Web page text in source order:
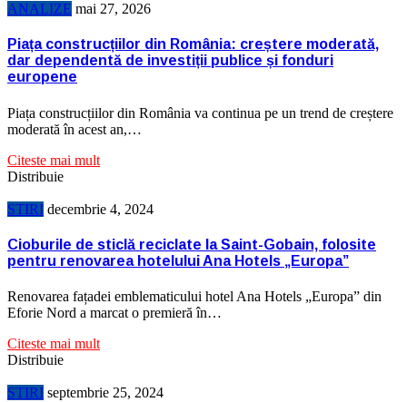
ANALIZE mai 27, 2026
Piața construcțiilor din România: creștere moderată,
dar dependentă de investiții publice și fonduri
europene
Piața construcțiilor din România va continua pe un trend de creștere
moderată în acest an,…
Citeste mai mult
Distribuie
STIRI decembrie 4, 2024
Cioburile de sticlă reciclate la Saint-Gobain, folosite
pentru renovarea hotelului Ana Hotels „Europa”
Renovarea fațadei emblematicului hotel Ana Hotels „Europa” din
Eforie Nord a marcat o premieră în…
Citeste mai mult
Distribuie
STIRI septembrie 25, 2024